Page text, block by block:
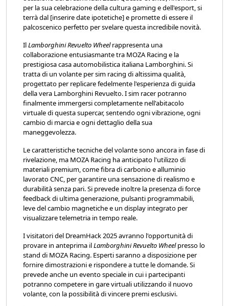
per la sua celebrazione della cultura gaming e dell'esport, si
terrà dal [inserire date ipotetiche] e promette di essere il
palcoscenico perfetto per svelare questa incredibile novità.
IlLamborghini Revuelto Wheelrappresenta una
collaborazione entusiasmante tra MOZA Racing e la
prestigiosa casa automobilistica italiana Lamborghini. Si
tratta di un volante per sim racing di altissima qualità,
progettato per replicare fedelmente l'esperienza di guida
della vera Lamborghini Revuelto. I sim racer potranno
finalmente immergersi completamente nell'abitacolo
virtuale di questa supercar, sentendo ogni vibrazione, ogni
cambio di marcia e ogni dettaglio della sua
maneggevolezza.
Le caratteristiche tecniche del volante sono ancora in fase di
rivelazione, ma MOZA Racing ha anticipato l'utilizzo di
materiali premium, come fibra di carbonio e alluminio
lavorato CNC, per garantire una sensazione di realismo e
durabilità senza pari. Si prevede inoltre la presenza di force
feedback di ultima generazione, pulsanti programmabili,
leve del cambio magnetiche e un display integrato per
visualizzare telemetria in tempo reale.
I visitatori del DreamHack 2025 avranno l'opportunità di
provare in anteprima ilLamborghini Revuelto Wheelpresso lo
stand di MOZA Racing. Esperti saranno a disposizione per
fornire dimostrazioni e rispondere a tutte le domande. Si
prevede anche un evento speciale in cui i partecipanti
potranno competere in gare virtuali utilizzando il nuovo
volante, con la possibilità di vincere premi esclusivi.